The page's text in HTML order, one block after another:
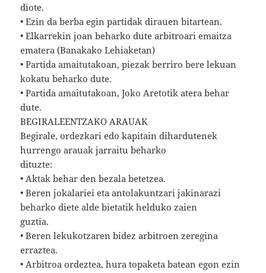
diote.
• Ezin da berba egin partidak dirauen bitartean.
• Elkarrekin joan beharko dute arbitroari emaitza
ematera (Banakako Lehiaketan)
• Partida amaitutakoan, piezak berriro bere lekuan
kokatu beharko dute.
• Partida amaitutakoan, Joko Aretotik atera behar
dute.
BEGIRALEENTZAKO ARAUAK
Begirale, ordezkari edo kapitain dihardutenek
hurrengo arauak jarraitu beharko
dituzte:
• Aktak behar den bezala betetzea.
• Beren jokalariei eta antolakuntzari jakinarazi
beharko diete alde bietatik helduko zaien
guztia.
• Beren lekukotzaren bidez arbitroen zeregina
erraztea.
• Arbitroa ordeztea, hura topaketa batean egon ezin